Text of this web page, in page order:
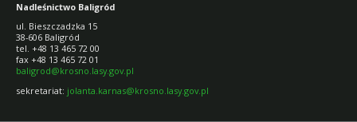
Nadleśnictwo Baligród
ul. Bieszczadzka 15
38-606 Baligród
tel. +48 13 465 72 00
fax +48 13 465 72 01
baligrod@krosno.lasy.gov.pl
sekretariat: jolanta.karnas@krosno.lasy.gov.pl